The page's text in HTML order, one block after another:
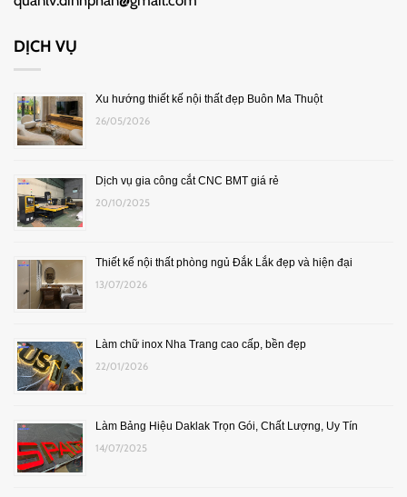
DỊCH VỤ
Xu hướng thiết kế nội thất đẹp Buôn Ma Thuột
26/05/2026
Dịch vụ gia công cắt CNC BMT giá rẻ
20/10/2025
Thiết kế nội thất phòng ngủ Đắk Lắk đẹp và hiện đại
13/07/2026
Làm chữ inox Nha Trang cao cấp, bền đẹp
22/01/2026
Làm Bảng Hiệu Daklak Trọn Gói, Chất Lượng, Uy Tín
14/07/2025